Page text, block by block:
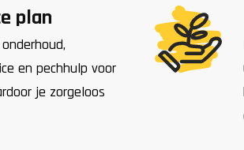
plan
en pechhulp voor
je zorgeloos